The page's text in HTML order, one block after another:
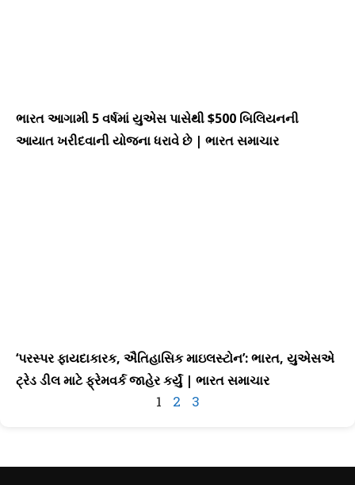
ભારત આગામી 5 વર્ષમાં યુએસ પાસેથી $500 બિલિયનની
આયાત ખરીદવાની યોજના ધરાવે છે | ભારત સમાચાર
‘પરસ્પર ફાયદાકારક, ઐતિહાસિક માઇલસ્ટોન’: ભારત, યુએસએ
ટ્રેડ ડીલ માટે ફ્રેમવર્ક જાહેર કર્યું | ભારત સમાચાર
1 2 3